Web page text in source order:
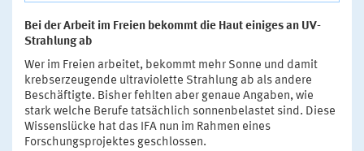
Bei der Arbeit im Freien bekommt die Haut einiges an UV-
Strahlung ab
Wer im Freien arbeitet, bekommt mehr Sonne und damit
krebserzeugende ultraviolette Strahlung ab als andere
Beschäftigte. Bisher fehlten aber genaue Angaben, wie
stark welche Berufe tatsächlich sonnenbelastet sind. Diese
Wissenslücke hat das IFA nun im Rahmen eines
Forschungsprojektes geschlossen.